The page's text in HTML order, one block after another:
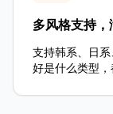
多风格支持
支持韩系、日
好是什么类型，